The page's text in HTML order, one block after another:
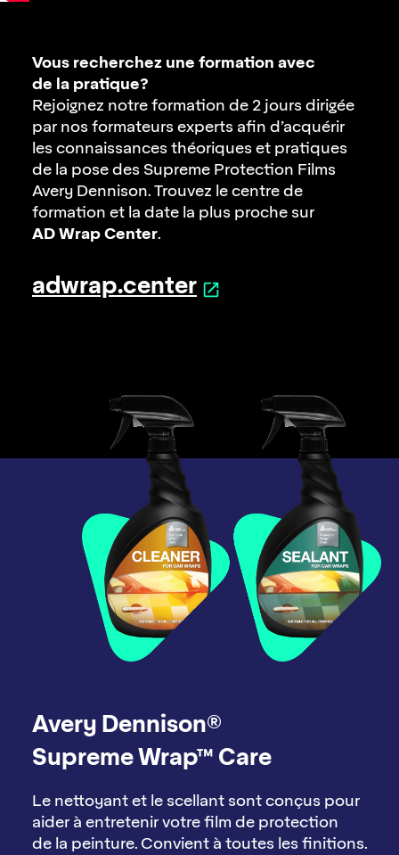
Vous recherchez une formation avec
de la pratique?
Rejoignez notre formation de 2 jours dirigée
par nos formateurs experts afin d’acquérir
les connaissances théoriques et pratiques
de la pose des Supreme Protection Films
Avery Dennison. Trouvez le centre de
formation et la date la plus proche sur
AD Wrap Center.
adwrap.center
Avery Dennison®
Supreme Wrap™ Care
Le nettoyant et le scellant sont conçus pour
aider à entretenir votre film de protection
de la peinture. Convient à toutes les finitions.